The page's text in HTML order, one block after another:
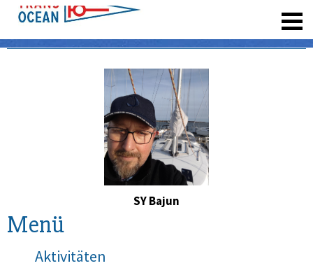
SY Bajun
Menü
Aktivitäten